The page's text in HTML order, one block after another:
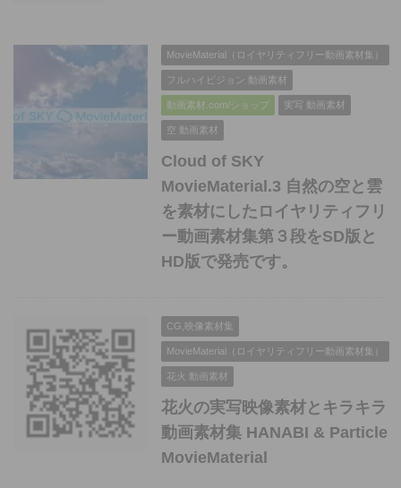
MovieMaterial（ロイヤリティフリー動画素材集）
フルハイビジョン 動画素材
動画素材.com/ショップ 実写 動画素材
空 動画素材
Cloud of SKY
MovieMaterial.3 自然の空と雲
を素材にしたロイヤリティフリ
ー動画素材集第３段をSD版と
HD版で発売です。
CG,映像素材集
MovieMaterial（ロイヤリティフリー動画素材集）
花火 動画素材
花火の実写映像素材とキラキラ
動画素材集 HANABI & Particle
MovieMaterial